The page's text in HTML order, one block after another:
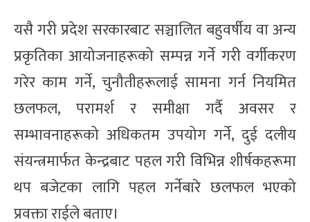
यसै गरी प्रदेश सरकारबाट सञ्चालित बहुवर्षीय वा अन्य
प्रकृतिका आयोजनाहरूको सम्पन्न गर्ने गरी वर्गीकरण
गरेर काम गर्ने, चुनौतीहरूलाई सामना गर्न नियमित
छलफल, परामर्श र समीक्षा गर्दै अवसर र
सम्भावनाहरूको अधिकतम उपयोग गर्ने, दुई दलीय
संयन्त्रमार्फत केन्द्रबाट पहल गरी विभिन्न शीर्षकहरूमा
थप बजेटका लागि पहल गर्नेबारे छलफल भएको
प्रवक्ता राईले बताए।